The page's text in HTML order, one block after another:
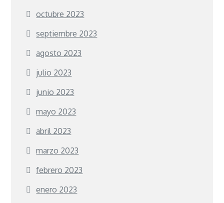
octubre 2023
septiembre 2023
agosto 2023
julio 2023
junio 2023
mayo 2023
abril 2023
marzo 2023
febrero 2023
enero 2023